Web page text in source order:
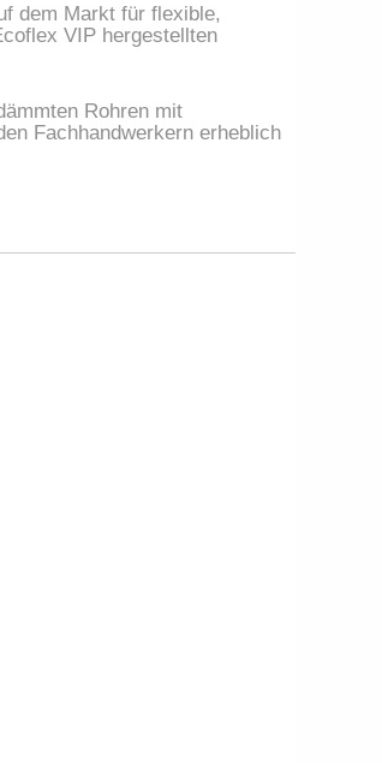
dem Markt für flexible,
VIP hergestellten
Rohren mit
Fachhandwerkern erheblich